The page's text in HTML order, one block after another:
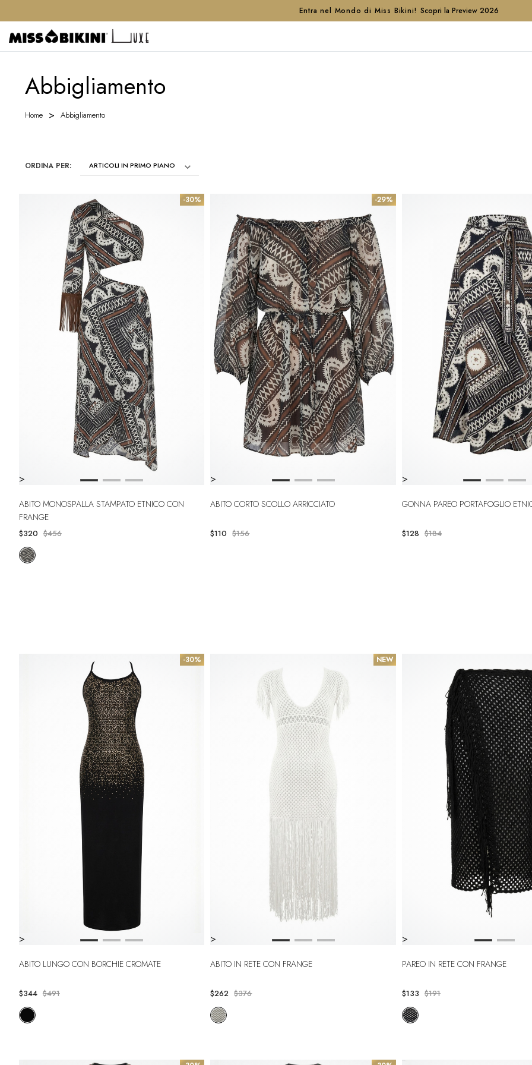
Entra nel Mondo di Miss Bikini! Scopri la Preview 2026
Abbigliamento
Home Abbigliamento
ORDINA PER:
-30%
>
ABITO MONOSPALLA STAMPATO ETNICO CON
FRANGE
$320 $456
-29%
>
ABITO CORTO SCOLLO ARRICCIATO
$110 $156
>
GONNA PAREO PORTAFOGLIO
$128 $184
-30%
>
ABITO LUNGO CON BORCHIE CROMATE
$344 $491
NEW
>
ABITO IN RETE CON FRANGE
$262 $376
>
PAREO IN RETE CON FRANGE
$133 $191